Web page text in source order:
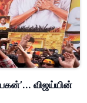
விஜய்யின்